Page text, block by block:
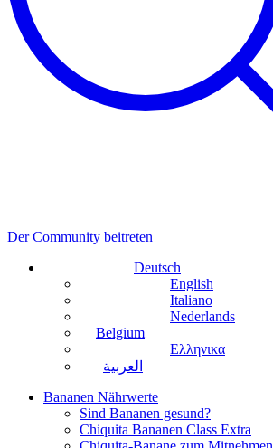
Der Community beitreten
Deutsch
English
Italiano
Nederlands
Belgium
Ελληνικα
العربية
Bananen Nährwerte
Sind Bananen gesund?
Chiquita Bananen Class Extra